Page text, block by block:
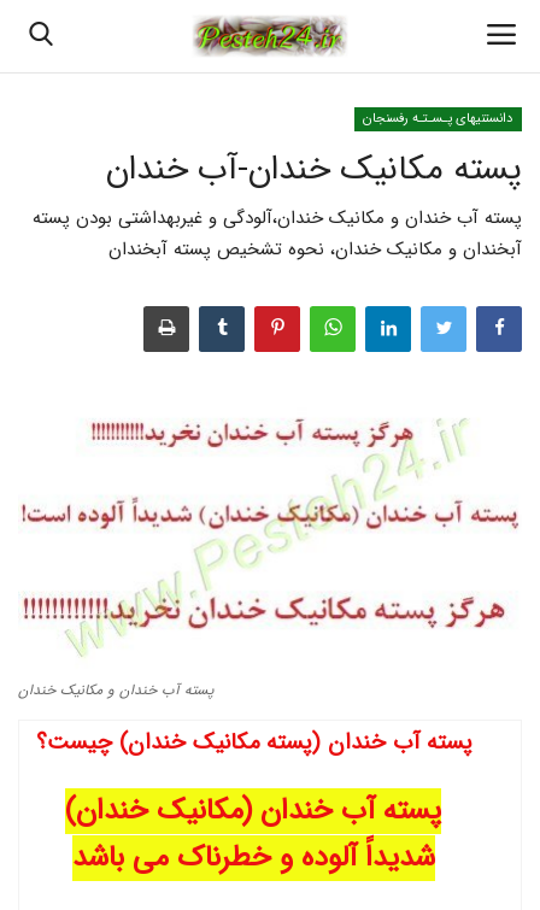
خانه
بهترین پسته رفسنجان
انواع پسته رفسنجان
قیمت روزانه پسته رفسنجان
خرید پسته رفسنجان
دانستنیهای پـسـتـه رفسنجان
دانستنیهای پـسـتـه رفسنجان
پسته مکانیک خندان-آب خندان
پسته آب خندان و مکانیک خندان،آلودگی و غیربهداشتی بودن پسته
آبخندان و مکانیک خندان، نحوه تشخیص پسته آبخندان
پسته آب خندان و مکانیک خندان
پسته آب خندان (پسته مکانیک خندان) چیست؟
پسته آب خندان (مکانیک خندان)
شدیداً آلوده و خطرناک می باشد